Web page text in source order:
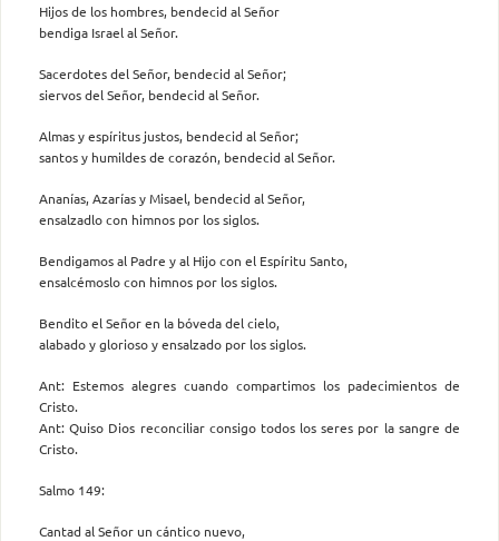
Hijos de los hombres, bendecid al Señor
bendiga Israel al Señor.
Sacerdotes del Señor, bendecid al Señor;
siervos del Señor, bendecid al Señor.
Almas y espíritus justos, bendecid al Señor;
santos y humildes de corazón, bendecid al Señor.
Ananías, Azarías y Misael, bendecid al Señor,
ensalzadlo con himnos por los siglos.
Bendigamos al Padre y al Hijo con el Espíritu Santo,
ensalcémoslo con himnos por los siglos.
Bendito el Señor en la bóveda del cielo,
alabado y glorioso y ensalzado por los siglos.
Ant: Estemos alegres cuando compartimos los padecimientos de
Cristo.
Ant: Quiso Dios reconciliar consigo todos los seres por la sangre de
Cristo.
Salmo 149:
Cantad al Señor un cántico nuevo,